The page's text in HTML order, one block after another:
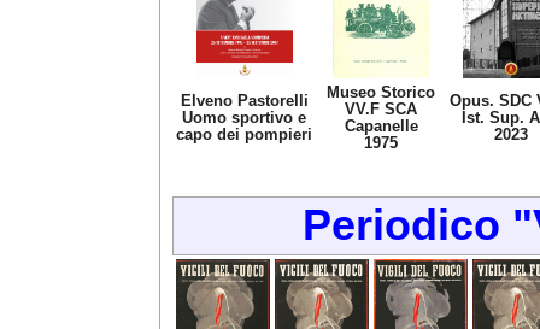
Elveno Pastorelli
Uomo sportivo e
capo dei pompieri
Museo Storico
VV.F SCA
Capanelle
1975
Opus. SDC
Ist. Sup.
2023
Periodico